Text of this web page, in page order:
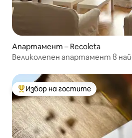
Апартамент – Recoleta
Великолепен апартамент в
Най-популярен избор на
Избор на гостите